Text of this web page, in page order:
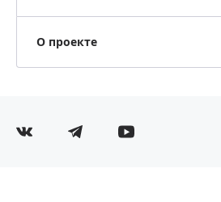
О проекте